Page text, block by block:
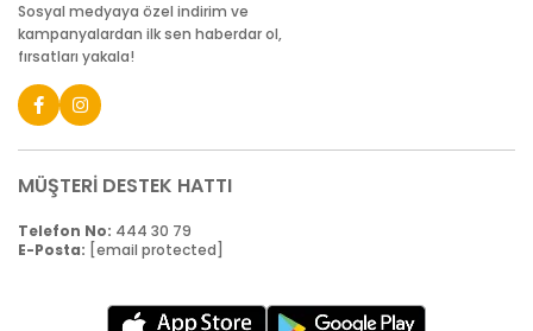
Sosyal medyaya özel indirim ve
kampanyalardan ilk sen haberdar ol,
fırsatları yakala!
MÜŞTERİ DESTEK HATTI
Telefon No: 444 30 79
E-Posta: [email protected]